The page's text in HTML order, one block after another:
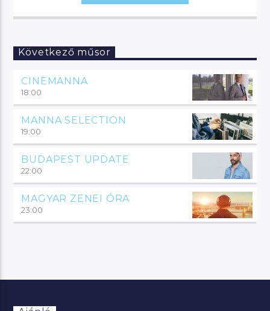
Következő műsor
CINEMANNA
18:00
MANNA SELECTION
19:00
BUDAPEST UPDATE
22:00
MAGYAR ZENEI ÓRA
23:00